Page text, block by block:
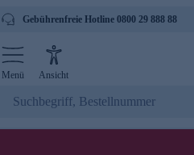
Gebührenfreie Hotline 0800 29 888 88
Menü Ansicht